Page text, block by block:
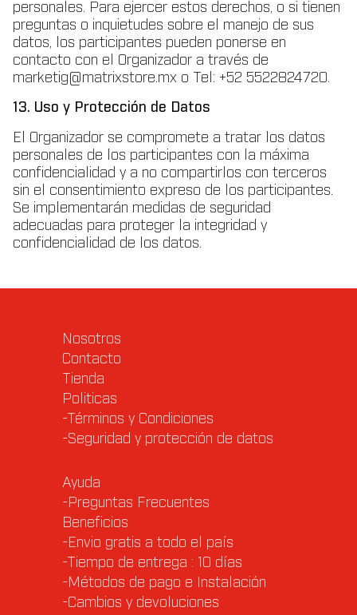
personales. Para ejercer estos derechos, o si tienen
preguntas o inquietudes sobre el manejo de sus
datos, los participantes pueden ponerse en
contacto con el Organizador a través de
marketig@matrixstore.mx o Tel: +52 5522824720.
13. Uso y Protección de Datos
El Organizador se compromete a tratar los datos
personales de los participantes con la máxima
confidencialidad y a no compartirlos con terceros
sin el consentimiento expreso de los participantes.
Se implementarán medidas de seguridad
adecuadas para proteger la integridad y
confidencialidad de los datos.
Nosotros
Contacto
Tienda
Politicas
-Términos y Condiciones
-Seguridad y protección de datos
Ayuda
-Preguntas Frecuentes
Beneficios
-Envio gratis a todo el país
-Tiempo de entrega : 10 días
-Métodos de pago e Instalación
-Cambios y devoluciones